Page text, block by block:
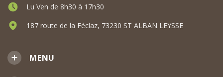
MENU
Lu Ven de 8h30 à 17h30
187 route de la Féclaz, 73230 ST ALBAN LEYSSE